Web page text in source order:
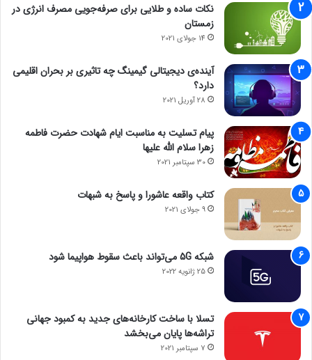
نکات ساده و طلایی برای صرفه‌جویی مصرف انرژی در
زمستان
14 جولای 2021
آینده‌ی دیجیتالی گیمینگ چه تاثیری بر بحران اقلیمی
دارد؟
28 آوریل 2021
پیام تسلیت به مناسبت ایام شهادت حضرت فاطمه
زهرا سلام الله علیها
30 سپتامبر 2021
کتاب واقعه عاشورا و پاسخ به شبهات
9 جولای 2021
شبکه 5G می‌تواند باعث سقوط هواپیما شود
25 ژانویه 2022
تسلا با ساخت کارخانه‌های جدید به کمبود جهانی
تراشه‌ها پایان می‌بخشد
7 سپتامبر 2021